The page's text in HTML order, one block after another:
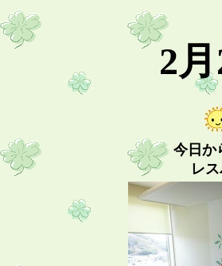
2
今日か
レ